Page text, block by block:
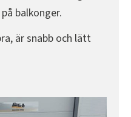
balkonger.
är snabb och lätt